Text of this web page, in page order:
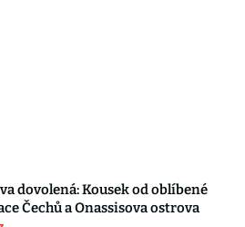
dovolená: Kousek od oblíbené
Čechů a Onassisova ostrova